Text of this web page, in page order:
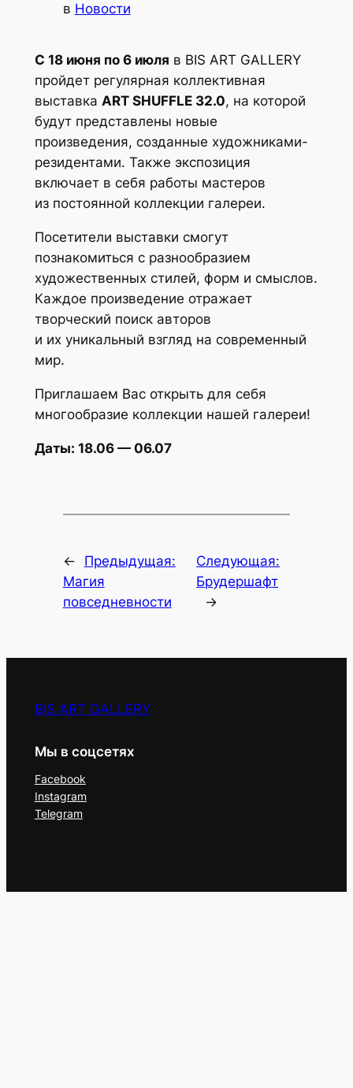
в Новости
С 18 июня по 6 июля в BIS ART GALLERY
пройдет регулярная коллективная
выставка ART SHUFFLE 32.0, на которой
будут представлены новые
произведения, созданные художниками-
резидентами. Также экспозиция
включает в себя работы мастеров
из постоянной коллекции галереи.
Посетители выставки смогут
познакомиться с разнообразием
художественных стилей, форм и смыслов.
Каждое произведение отражает
творческий поиск авторов
и их уникальный взгляд на современный
мир.
Приглашаем Вас открыть для себя
многообразие коллекции нашей галереи!
Даты: 18.06 — 06.07
←
Предыдущая:
Магия
повседневности
Следующая:
Брудершафт
→
BIS ART GALLERY
Мы в соцсетях
Facebook
Instagram
Telegram